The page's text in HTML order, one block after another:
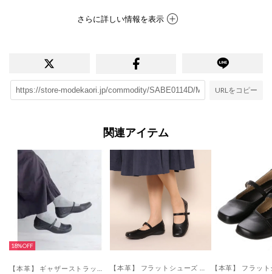
さらに詳しい情報を表示
URLをコピー
関連アイテム
18%